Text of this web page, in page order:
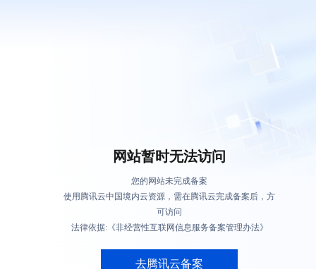
网站暂时无法访问
您的网站未完成备案
使用腾讯云中国境内云资源，需在腾讯云完成备案后，方
可访问
法律依据:《非经营性互联网信息服务备案管理办法》
去腾讯云备案